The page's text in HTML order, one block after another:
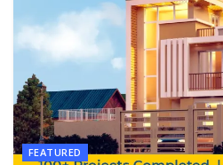
FEATURED